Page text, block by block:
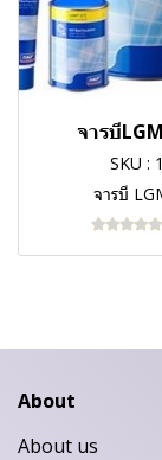
จารบี
SKU : 1
จารบี
About
About us